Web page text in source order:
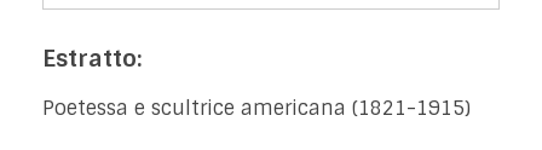
Estratto:
Poetessa e scultrice americana (1821-1915)